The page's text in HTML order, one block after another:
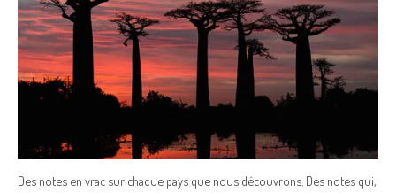
Des notes en vrac sur chaque pays que nous découvrons. Des notes qui,